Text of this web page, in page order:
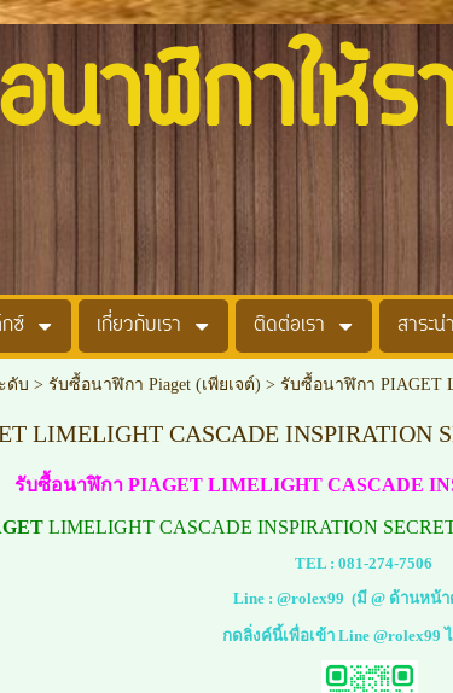
ฬิกาให้ร
ซ์ เกี่ยวกับเรา ติดต่อเรา สาระ
ดับ > รับซื้อนาฬิกา Piaget (เพียเจต์) > รับซื้อนาฬิกา PIAGET
LIMELIGHT CASCADE INSPIRATION
รับซื้อนาฬิกา PIAGET LIMELIGHT CASCADE
LIMELIGHT CASCADE INSPIRATION
TEL : 081-274-7506
Line : @rolex99 (มี @ ด้านหน้
กดลิ่งค์นี้เพื่อเข้า Line @rolex99